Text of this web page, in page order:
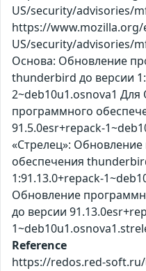
US/security/advisories/
https://www.mozilla.org/
US/security/advisories/
Основа: Обновление
thunderbird до версии
2~deb10u1.osnova1
программного
91.5.0esr+repack-
«Стрелец»:
обеспечения
1:91.13.0+repack-
Обновление
до версии
Reference
https://redos.red-